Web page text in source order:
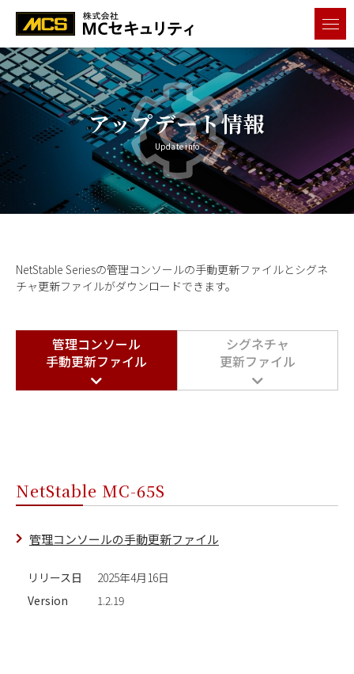
メニ
アップデート情報
Update info
NetStable Seriesの管理コンソールの手動更新ファイルとシグネ
チャ更新ファイルがダウンロードできます。
管理コンソール
手動更新ファイル
シグネチャ
更新ファイル
NetStable MC-65S
管理コンソールの手動更新ファイル
リリース日
2025年4月16日
Version
1.2.19